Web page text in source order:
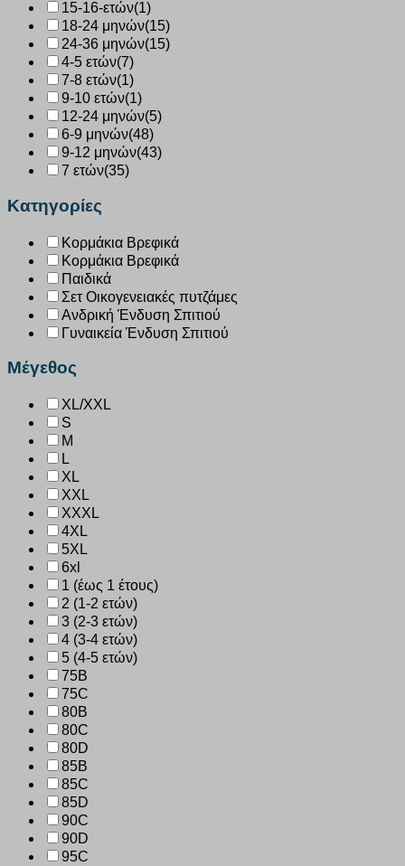
15-16-ετών(1)
18-24 μηνών(15)
24-36 μηνών(15)
4-5 ετών(7)
7-8 ετών(1)
9-10 ετών(1)
12-24 μηνών(5)
6-9 μηνών(48)
9-12 μηνών(43)
7 ετών(35)
Κατηγορίες
Κορμάκια Βρεφικά
Κορμάκια Βρεφικά
Παιδικά
Σετ Οικογενειακές πυτζάμες
Ανδρική Ένδυση Σπιτιού
Γυναικεία Ένδυση Σπιτιού
Μέγεθος
XL/XXL
S
M
L
XL
XXL
XXXL
4XL
5XL
6xl
1 (έως 1 έτους)
2 (1-2 ετών)
3 (2-3 ετών)
4 (3-4 ετών)
5 (4-5 ετών)
75B
75C
80B
80C
80D
85B
85C
85D
90C
90D
95C